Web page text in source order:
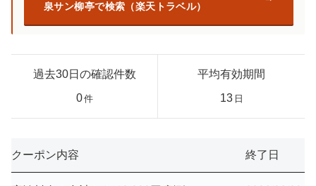
泉サン柳亭で検索（楽天トラベル）
過去30日の確認件数
0件
平均有効期間
13 日
クーポン内容 終了日